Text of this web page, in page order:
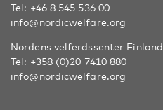
Tel: +46 8 545 536 00
info@nordicwelfare.org
Nordens velferdssenter Finland
Tel: +358 (0)20 7410 880
info@nordicwelfare.org